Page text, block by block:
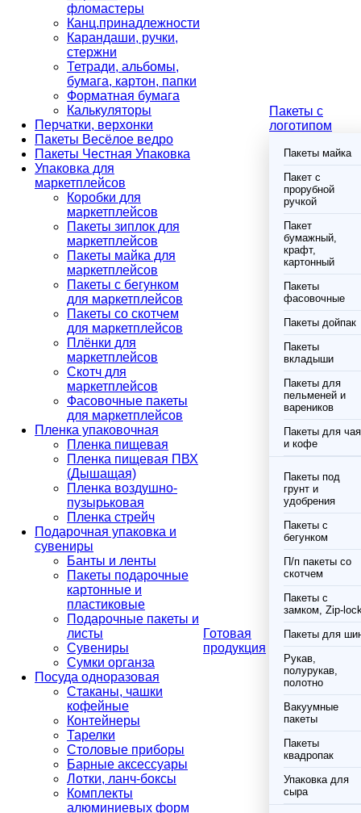
фломастеры
Канц.принадлежности
Карандаши, ручки,
стержни
Тетради, альбомы,
бумага, картон, папки
Форматная бумага
Калькуляторы
Перчатки, верхонки
Пакеты Весёлое ведро
Пакеты Честная Упаковка
Упаковка для
маркетплейсов
Коробки для
маркетплейсов
Пакеты зиплок для
маркетплейсов
Пакеты майка для
маркетплейсов
Пакеты с бегунком
для маркетплейсов
Пакеты со скотчем
для маркетплейсов
Плёнки для
маркетплейсов
Скотч для
маркетплейсов
Фасовочные пакеты
для маркетплейсов
Пленка упаковочная
Пленка пищевая
Пленка пищевая ПВХ
(Дышащая)
Пленка воздушно-
пузырьковая
Пленка стрейч
Подарочная упаковка и
сувениры
Банты и ленты
Пакеты подарочные
картонные и
пластиковые
Подарочные пакеты и
листы
Сувениры
Сумки органза
Посуда одноразовая
Стаканы, чашки
кофейные
Контейнеры
Тарелки
Столовые приборы
Барные аксессуары
Лотки, ланч-боксы
Комплекты
алюминиевых форм
Готовая
продукция
Пакеты с
логотипом
Пакеты майка
Пакет с
прорубной
ручкой
Пакет
бумажный,
крафт,
картонный
Пакеты
фасовочные
Пакеты дойпак
Пакеты
вкладыши
Пакеты для
пельменей и
вареников
Пакеты для чая
и кофе
Пакеты под
грунт и
удобрения
Пакеты с
бегунком
П/п пакеты со
скотчем
Пакеты с
замком, Zip-
Пакеты для
Рукав,
полурукав,
полотно
Вакуумные
пакеты
Пакеты
квадропак
Упаковка для
сыра